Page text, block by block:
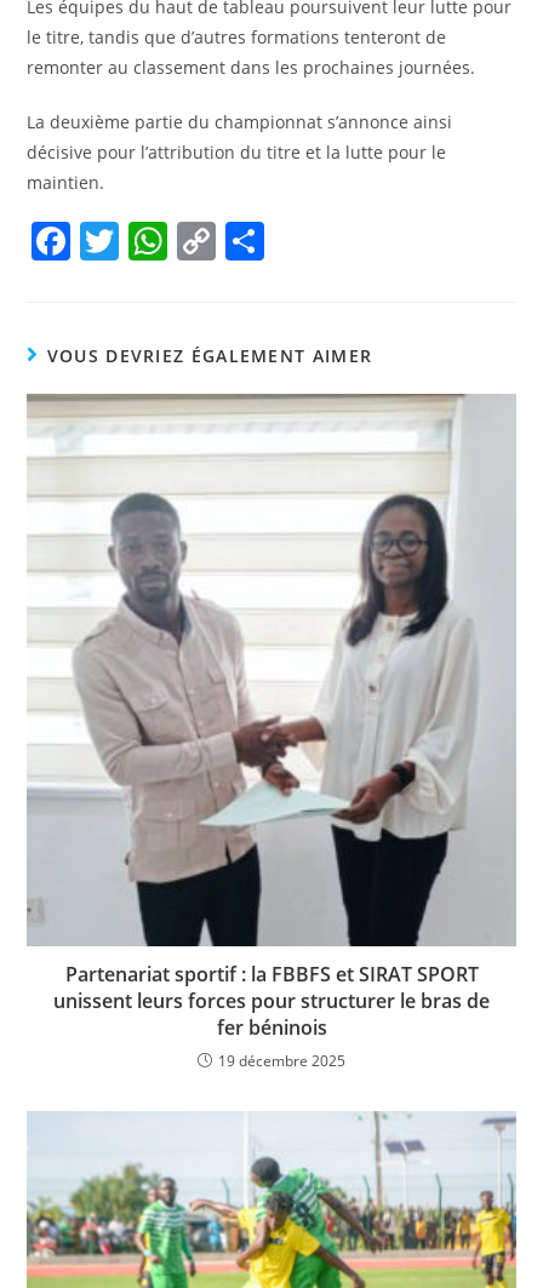
Les équipes du haut de tableau poursuivent leur lutte pour
le titre, tandis que d’autres formations tenteront de
remonter au classement dans les prochaines journées.
La deuxième partie du championnat s’annonce ainsi
décisive pour l’attribution du titre et la lutte pour le
maintien.
F
e
b
o
o
k
T
er
W
s
A
p
p
C
y
Li
n
k
g
er
VOUS DEVRIEZ ÉGALEMENT AIMER
Partenariat sportif : la FBBFS et SIRAT SPORT
unissent leurs forces pour structurer le bras de
fer béninois
19 décembre 2025